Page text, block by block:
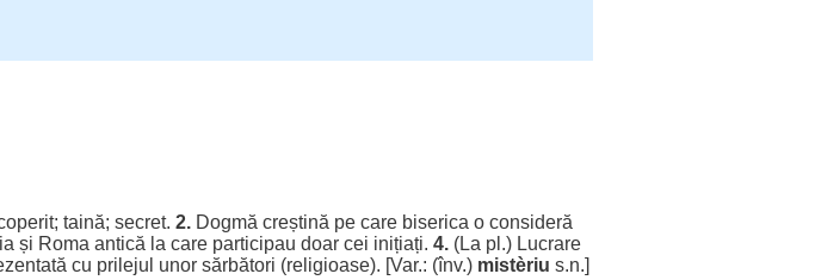
; taină; secret. 2. Dogmă creștină pe care biserica o consideră
și Roma antică la care participau doar cei inițiați. 4. (La pl.) Lucrare
cu prilejul unor sărbători (religioase). [Var.: (înv.) mistèriu s.n.]